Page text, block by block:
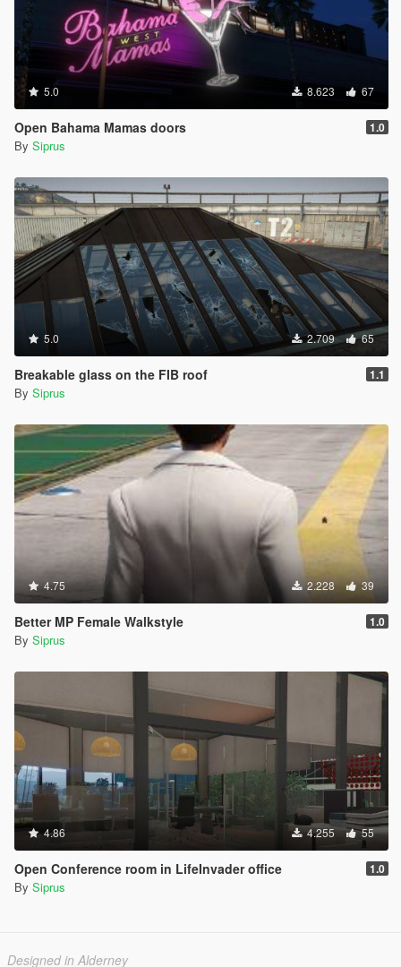
5.0 8.623 67
Open Bahama Mamas doors 1.0
By Siprus
5.0 2.709 65
Breakable glass on the FIB roof 1.1
By Siprus
4.75 2.228 39
Better MP Female Walkstyle 1.0
By Siprus
4.86 4.255 55
Open Conference room in LifeInvader office 1.0
By Siprus
Designed in Alderney